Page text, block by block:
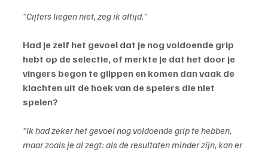
"Cijfers liegen niet, zeg ik altijd."
Had je zelf het gevoel dat je nog voldoende grip
hebt op de selectie, of merkte je dat het door je
vingers begon te glippen en komen dan vaak de
klachten uit de hoek van de spelers die niet
spelen?
"Ik had zeker het gevoel nog voldoende grip te hebben,
maar zoals je al zegt: als de resultaten minder zijn, kan er